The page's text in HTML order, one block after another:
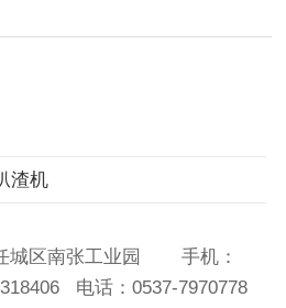
渣机
城区南张工业园 手机：
电话：0537-7970778